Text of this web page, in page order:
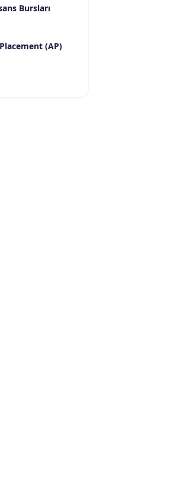
Bursları
(AP)